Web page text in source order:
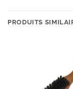
PRODUITS